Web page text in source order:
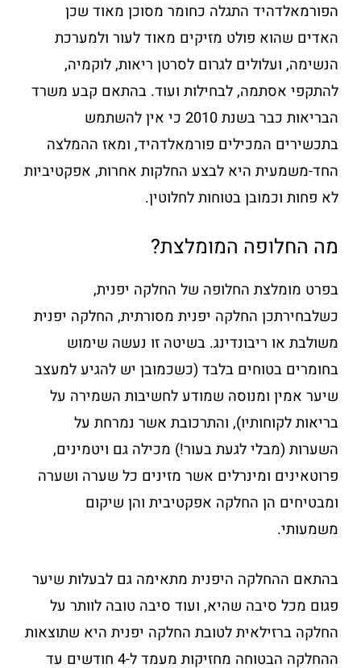
הפורמאלדהיד התגלה כחומר מסוכן מאוד שכן
האדים שהוא פולט מזיקים מאוד לעור ולמערכת
הנשימה, ועלולים לגרום לסרטן ריאות, לוקמיה,
להתקפי אסתמה, לבחילות ועוד. בהתאם קבע משרד
הבריאות כבר בשנת 2010 כי אין להשתמש
בתכשירים המכילים פורמאלדהיד, ומאז ההמלצה
החד-משמעית היא לבצע החלקות אחרות, אפקטיביות
לא פחות וכמובן בטוחות לחלוטין.
מה החלופה המומלצת?
בפרט מומלצת החלופה של החלקה יפנית,
כשלבחירתכן החלקה יפנית מסורתית, החלקה יפנית
משולבת או ריבונדינג. בשיטה זו נעשה שימוש
בחומרים בטוחים בלבד (כשכמובן יש להגיע למעצב
שיער אמין ומנוסה שמודע לחשיבות השמירה על
בריאות לקוחותיו), והתרכובת אשר נמרחת על
השערות (מבלי לגעת בעור!) מכילה גם ויטמינים,
פרוטאינים ומינרלים אשר מזינים כל שערה ושערה
ומבטיחים הן החלקה אפקטיבית והן שיקום
משמעותי.
בהתאם ההחלקה היפנית מתאימה גם לבעלות שיער
פגום מכל סיבה שהיא, ועוד סיבה טובה לוותר על
החלקה ברזילאית לטובת החלקה יפנית היא שתוצאות
ההחלקה הבטוחה מחזיקות מעמד ל-4 חודשים עד